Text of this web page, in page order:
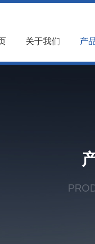
关于我们 产